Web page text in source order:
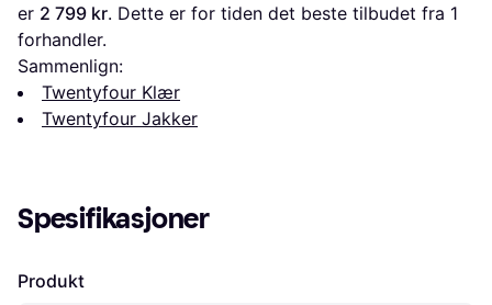
er 2 799 kr. Dette er for tiden det beste tilbudet fra 1
forhandler.
Sammenlign:
Twentyfour Klær
Twentyfour Jakker
Spesifikasjoner
Produkt